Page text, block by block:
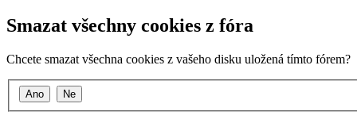
Smazat všechny cookies z fóra
Chcete smazat všechna cookies z vašeho disku uložená tímto fórem?